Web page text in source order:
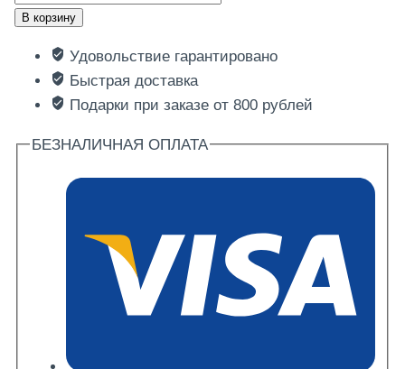
товара
кисло-
сладком
В корзину
Удовольствие гарантировано
Быстрая доставка
Подарки при заказе от 800 рублей
БЕЗНАЛИЧНАЯ ОПЛАТА